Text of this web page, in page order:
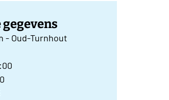
- Oud-Turnhout